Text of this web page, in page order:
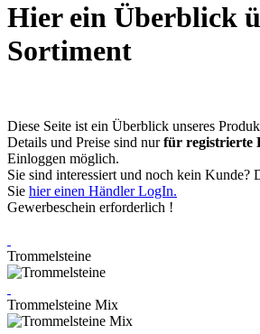
Hier ein Überblick
Sortiment
Diese Seite ist ein Überblick unseres
Details und Preise sind nurfür registrierte
Einloggen möglich.
Sie sind interessiert und noch kein Kunde?
Sie hier einen Händler LogIn.
Gewerbeschein erforderlich !
Trommelsteine
Trommelsteine Mix